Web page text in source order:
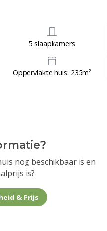
5 slaapkamers
Oppervlakte huis: 235m²
nog beschikbaar is en
is?
& Prijs